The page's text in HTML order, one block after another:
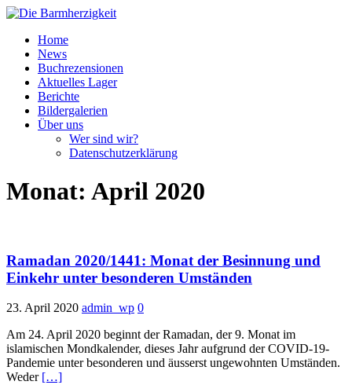
Home
News
Buchrezensionen
Aktuelles Lager
Berichte
Bildergalerien
Über uns
Wer sind wir?
Datenschutzerklärung
Monat: April 2020
Ramadan 2020/1441: Monat der Besinnung und
Einkehr unter besonderen Umständen
23. April 2020 admin_wp 0
Am 24. April 2020 beginnt der Ramadan, der 9. Monat im
islamischen Mondkalender, dieses Jahr aufgrund der COVID-19-
Pandemie unter besonderen und äusserst ungewohnten Umständen.
Weder […]